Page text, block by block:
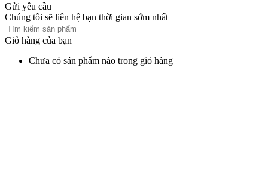
Gửi yêu cầu
Chúng tôi sẽ liên hệ bạn thời gian sớm nhất
Giỏ hàng của bạn
Chưa có sản phẩm nào trong giỏ hàng